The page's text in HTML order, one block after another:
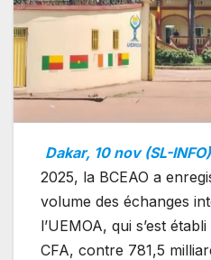
Dakar, 10 nov (SL-
2025, la BCEAO a
volume des échanges
l’UEMOA, qui s’est
CFA, contre 781,5